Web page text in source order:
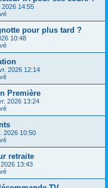
2026 14:55
pour plus tard ?
10:48
2026 12:14
Première
2026 13:24
2026 10:50
retraite
13:43